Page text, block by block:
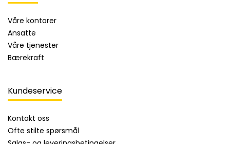
Våre kontorer
Ansatte
Våre tjenester
Bærekraft
Kundeservice
Kontakt oss
Ofte stilte spørsmål